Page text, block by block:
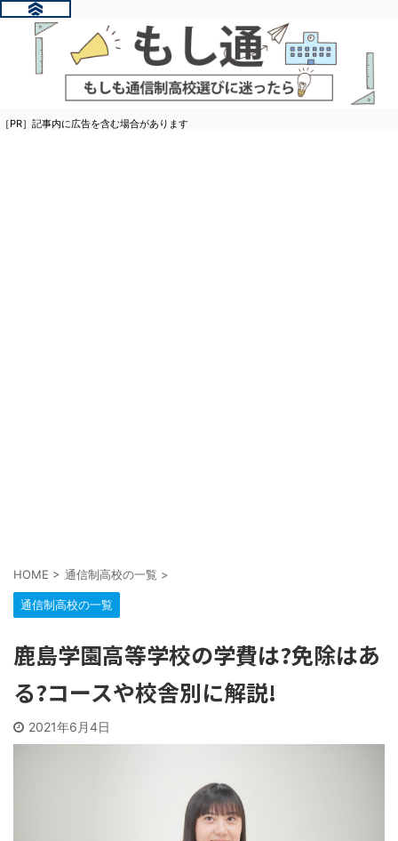
［PR］記事内に広告を含む場合があります
HOME > 通信制高校の一覧 >
通信制高校の一覧
鹿島学園高等学校の学費は?免除はあ
る?コースや校舎別に解説!
2021年6月4日